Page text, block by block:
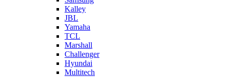
Kalley
JBL
Yamaha
TCL
Marshall
Challenger
Hyundai
Multitech